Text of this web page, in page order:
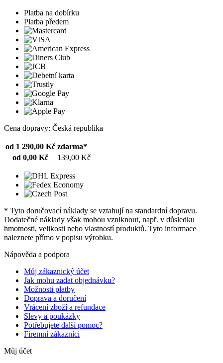
Platba na dobírku
Platba předem
Cena dopravy: Česká republika
od 1 290,00 Kč zdarma*
od 0,00 Kč
139,00 Kč
* Tyto doručovací náklady se vztahují na standardní dopravu.
Dodatečné náklady však mohou vzniknout, např. v důsledku
hmotnosti, velikosti nebo vlastností produktů. Tyto informace
naleznete přímo v popisu výrobku.
Nápověda a podpora
Můj zákaznický účet
Jak mohu zadat objednávku?
Možnosti platby
Doprava a doručení
Vrácení zboží a refundace
Slevy a poukázky
Potřebujete další pomoc?
Firemní zákazníci
Můj účet